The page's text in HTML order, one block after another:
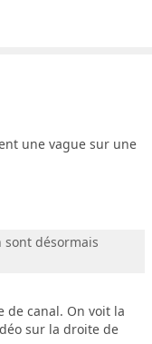
une vague sur une
sont désormais
de canal. On voit la
sur la droite de